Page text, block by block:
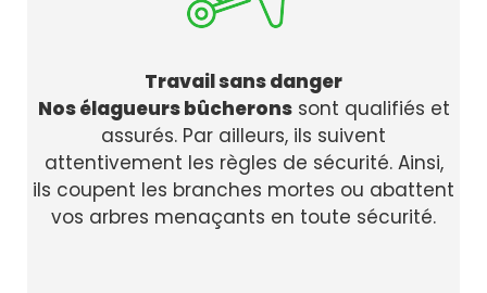
Travail sans danger
Nos élagueurs bûcheronssont qualifiés et
assurés. Par ailleurs, ils suivent
attentivement les règles de sécurité. Ainsi,
ils coupent les branches mortes ou abattent
vos arbres menaçants en toute sécurité.